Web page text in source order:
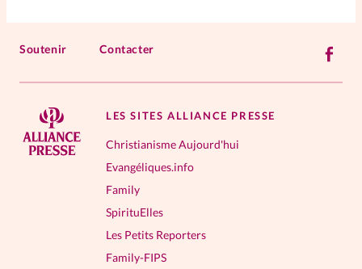
Soutenir Contacter
LES SITES ALLIANCE PRESSE
Christianisme Aujourd'hui
Evangéliques.info
Family
SpirituElles
Les Petits Reporters
Family-FIPS